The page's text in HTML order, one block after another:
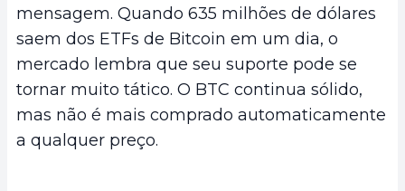
mensagem. Quando 635 milhões de dólares
saem dos ETFs de Bitcoin em um dia, o
mercado lembra que seu suporte pode se
tornar muito tático. O BTC continua sólido,
mas não é mais comprado automaticamente
a qualquer preço.